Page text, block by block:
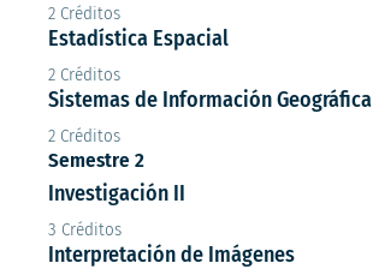
2 Créditos
Estadística Espacial
2 Créditos
Sistemas de Información Geográfica
2 Créditos
Semestre 2
Investigación II
3 Créditos
Interpretación de Imágenes